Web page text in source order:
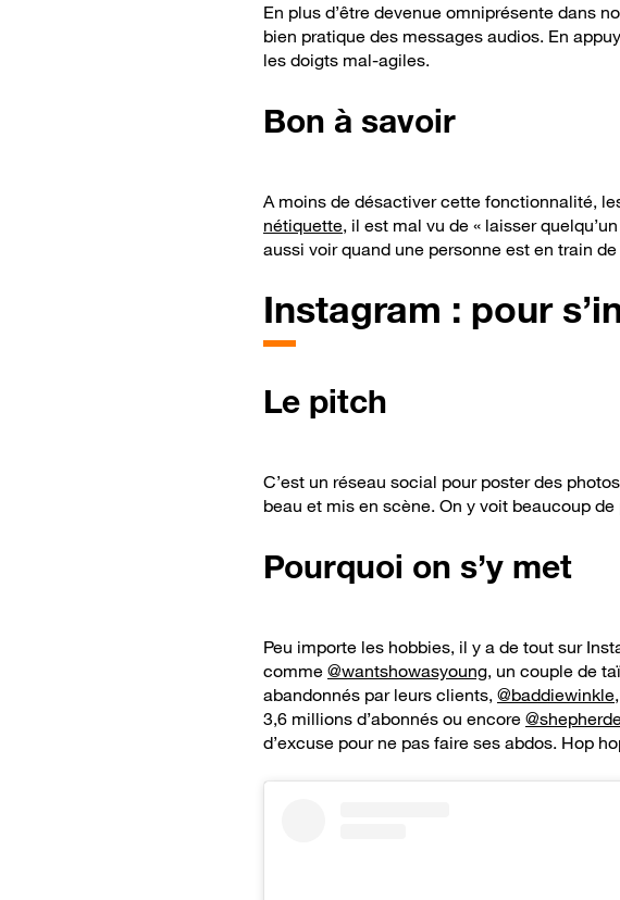
En plus d’être devenue omniprésente dans
bien pratique des messages audios. En
les doigts mal-agiles.
Bon à savoir
A moins de désactiver cette fonctionnalité,
nétiquette, il est mal vu de « laisser
aussi voir quand une personne est en train
Instagram : pour
Le pitch
C’est un réseau social pour poster des
beau et mis en scène. On y voit beaucoup
Pourquoi on s’y met
Peu importe les hobbies, il y a de tout sur
comme @wantshowasyoung, un couple de
abandonnés par leurs clients, @baddiewinkle
3,6 millions d’abonnés ou encore
d’excuse pour ne pas faire ses abdos. Hop